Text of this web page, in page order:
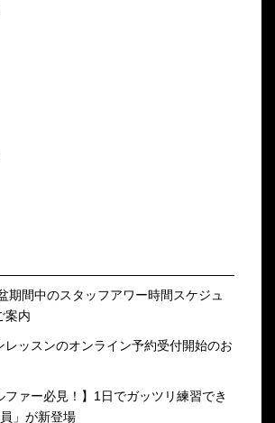
期間中のスタッフアワー時間スケジュ
案内
レッスンのオンライン予約受付開始のお
ファー必見！】1日でガッツリ練習でき
」が新登場